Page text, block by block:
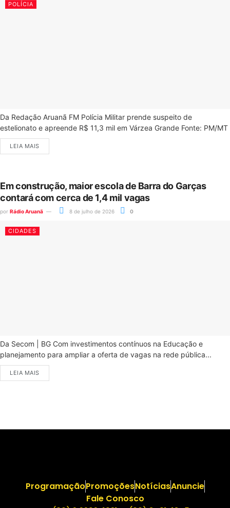
POLÍCIA
Da Redação Aruanã FM Polícia Militar prende suspeito de
estelionato e apreende R$ 11,3 mil em Várzea Grande Fonte: PM/MT
LEIA MAIS
Em construção, maior escola de Barra do Garças
contará com cerca de 1,4 mil vagas
por Rádio Aruanã 8 de julho de 2026 0
CIDADES
Da Secom | BG Com investimentos contínuos na Educação e
planejamento para ampliar a oferta de vagas na rede pública...
LEIA MAIS
ProgramaçãoPromoçõesNotíciasAnuncie
Fale Conosco